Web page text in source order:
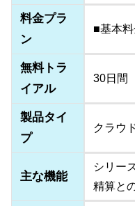
料金プラ
ン
■基本
無料トラ
イアル
30日間
製品タイ
プ
クラウ
主な機能
シリー
精算と